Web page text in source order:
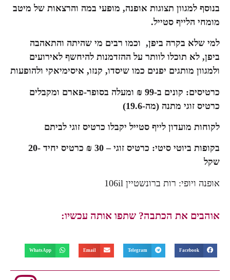
בנוסף למגוון תצוגות אופנה, מופעי במה והרצאות של מיטב
מומחי הלייף סטייל.
למי שלא בקרה ביפן, וכמו רבים מי שהיתה והתאהבה
ביפן, לא תוכלו לוותר על ההזדמנות להיחשף לאירועים
ולמגוון מותגים יפנים כמו שיסדו, קנזו, איסימיאקי ולהופעות
כרטיסים: קונים ב-99 ₪ ומעלה בסופר-פארם ומקבלים
כרטיס זוגי מתנה (מה-19.6)
לקוחות מועדון לייף סטייל יקבלו כרטיס זוגי לביתם
בקופות ביוטי סיטי: כרטיס זוגי – 30 ₪ כרטיס יחיד -20
שקל
אופנה ויופי: רות ברונשטיין 106il
אוהבים את הכתבה? שתפו אותה עכשיו:
Facebook
Telegram
Email
WhatsApp